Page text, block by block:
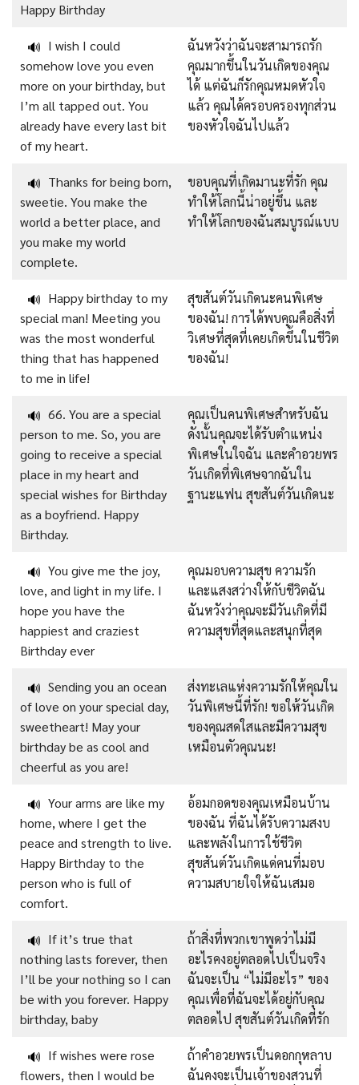
Happy Birthday
🔊 I wish I could
somehow love you even
more on your birthday, but
I’m all tapped out. You
already have every last bit
of my heart.
ฉันหวังว่าฉันจะสามารถรัก
คุณมากขึ้นในวันเกิดของคุณ
ได้ แต่ฉันก็รักคุณหมดหัวใจ
แล้ว คุณได้ครอบครองทุกส่วน
ของหัวใจฉันไปแล้ว
🔊 Thanks for being born,
sweetie. You make the
world a better place, and
you make my world
complete.
ขอบคุณที่เกิดมานะที่รัก คุณ
ทำให้โลกนี้น่าอยู่ขึ้น และ
ทำให้โลกของฉันสมบูรณ์แบบ
🔊 Happy birthday to my
special man! Meeting you
was the most wonderful
thing that has happened
to me in life!
สุขสันต์วันเกิดนะคนพิเศษ
ของฉัน! การได้พบคุณคือสิ่งที่
วิเศษที่สุดที่เคยเกิดขึ้นในชีวิต
ของฉัน!
🔊 66. You are a special
person to me. So, you are
going to receive a special
place in my heart and
special wishes for Birthday
as a boyfriend. Happy
Birthday.
คุณเป็นคนพิเศษสำหรับฉัน
ดังนั้นคุณจะได้รับตำแหน่ง
พิเศษในใจฉัน และคำอวยพร
วันเกิดที่พิเศษจากฉันใน
ฐานะแฟน สุขสันต์วันเกิดนะ
🔊 You give me the joy,
love, and light in my life. I
hope you have the
happiest and craziest
Birthday ever
คุณมอบความสุข ความรัก
และแสงสว่างให้กับชีวิตฉัน
ฉันหวังว่าคุณจะมีวันเกิดที่มี
ความสุขที่สุดและสนุกที่สุด
🔊 Sending you an ocean
of love on your special day,
sweetheart! May your
birthday be as cool and
cheerful as you are!
ส่งทะเลแห่งความรักให้คุณใน
วันพิเศษนี้ที่รัก! ขอให้วันเกิด
ของคุณสดใสและมีความสุข
เหมือนตัวคุณนะ!
🔊 Your arms are like my
home, where I get the
peace and strength to live.
Happy Birthday to the
person who is full of
comfort.
อ้อมกอดของคุณเหมือนบ้าน
ของฉัน ที่ฉันได้รับความสงบ
และพลังในการใช้ชีวิต
สุขสันต์วันเกิดแด่คนที่มอบ
ความสบายใจให้ฉันเสมอ
🔊 If it’s true that
nothing lasts forever, then
I’ll be your nothing so I can
be with you forever. Happy
birthday, baby
ถ้าสิ่งที่พวกเขาพูดว่าไม่มี
อะไรคงอยู่ตลอดไปเป็นจริง
ฉันจะเป็น “ไม่มีอะไร” ของ
คุณเพื่อที่ฉันจะได้อยู่กับคุณ
ตลอดไป สุขสันต์วันเกิดที่รัก
🔊 If wishes were rose
flowers, then I would be
ถ้าคำอวยพรเป็นดอกกุหลาบ
ฉันคงจะเป็นเจ้าของสวนที่